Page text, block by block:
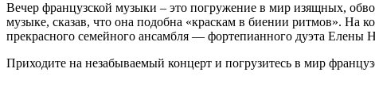
Вечер французской музыки – это погружение в мир изящных,
музыке, сказав, что она подобна «краскам в биении ритмов». На
прекрасного семейного ансамбля — фортепианного дуэта Елены
Приходите на незабываемый концерт и погрузитесь в мир